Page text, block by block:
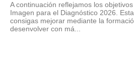
A continuación reflejamos los
Imagen para el Diagnóstico 2026.
consigas mejorar mediante la
desenvolver con má...